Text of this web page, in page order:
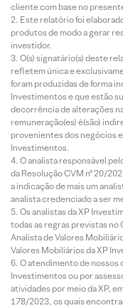
cliente com base no
Este relatório foi
produtos de modo a gerar
investidor.
O(s) signatário(s) deste
refletem única e
foram produzidas de forma
Investimentos e que estão
decorrência de alterações
remuneração(es) é(são)
provenientes dos negócios
Investimentos.
O analista responsável
da Resolução CVM nº 20/
a indicação de mais um
analista credenciado a ser
Os analistas da XP
todas as regras previstas no
Analista de Valores
Valores Mobiliários da XP
O atendimento de nossos
Investimentos ou por
atividades por meio da XP,
178/2023, os quais